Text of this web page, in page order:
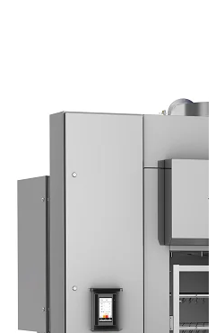
VARMEN UTR.250 с
термокамера